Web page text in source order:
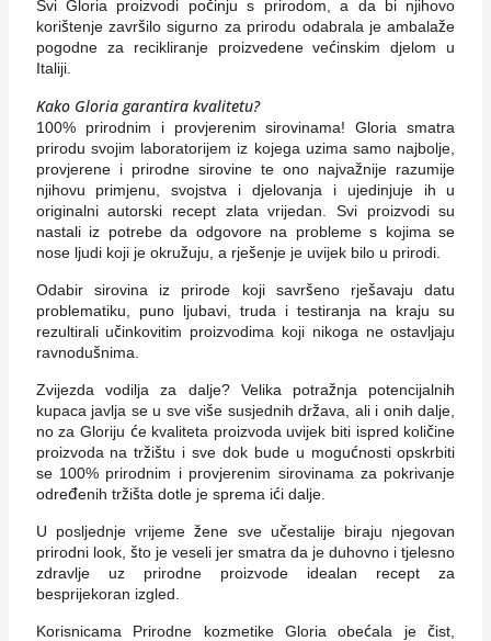
Svi Gloria proizvodi počinju s prirodom, a da bi njihovo
korištenje završilo sigurno za prirodu odabrala je ambalaže
pogodne za recikliranje proizvedene većinskim djelom u
Italiji.
Kako Gloria garantira kvalitetu?
100% prirodnim i provjerenim sirovinama! Gloria smatra
prirodu svojim laboratorijem iz kojega uzima samo najbolje,
provjerene i prirodne sirovine te ono najvažnije razumije
njihovu primjenu, svojstva i djelovanja i ujedinjuje ih u
originalni autorski recept zlata vrijedan. Svi proizvodi su
nastali iz potrebe da odgovore na probleme s kojima se
nose ljudi koji je okružuju, a rješenje je uvijek bilo u prirodi.
Odabir sirovina iz prirode koji savršeno rješavaju datu
problematiku, puno ljubavi, truda i testiranja na kraju su
rezultirali učinkovitim proizvodima koji nikoga ne ostavljaju
ravnodušnima.
Zvijezda vodilja za dalje? Velika potražnja potencijalnih
kupaca javlja se u sve više susjednih država, ali i onih dalje,
no za Gloriju će kvaliteta proizvoda uvijek biti ispred količine
proizvoda na tržištu i sve dok bude u mogućnosti opskrbiti
se 100% prirodnim i provjerenim sirovinama za pokrivanje
određenih tržišta dotle je sprema ići dalje.
U posljednje vrijeme žene sve učestalije biraju njegovan
prirodni look, što je veseli jer smatra da je duhovno i tjelesno
zdravlje uz prirodne proizvode idealan recept za
besprijekoran izgled.
Korisnicama Prirodne kozmetike Gloria obećala je čist,